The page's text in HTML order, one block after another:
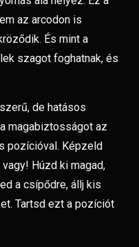
az arcodon is
És mint a
szagot foghatnak, és
de hatásos
magabiztosságot az
pozícióval. Képzeld
Húzd ki magad,
a csípődre, állj kis
Tartsd ezt a pozíciót